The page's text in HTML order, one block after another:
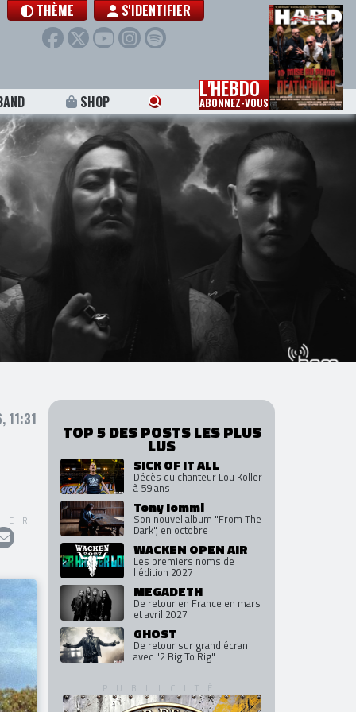
THÈME S'IDENTIFIER
SHOP L'HEBDO
ABONNEZ-VOUS
TOP 5 DES POSTS LES PLUS
LUS
SICK OF IT ALL
Décès du chanteur Lou Koller
à 59 ans
Tony Iommi
Son nouvel album "From The
Dark", en octobre
WACKEN OPEN AIR
Les premiers noms de
l'édition 2027
MEGADETH
De retour en France en mars
et avril 2027
GHOST
avec "2 Big To Rig" !